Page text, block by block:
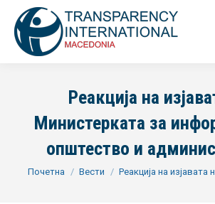
Реакција на
Министерката за
општество и
You are here:
Почетна Вести Реакција на